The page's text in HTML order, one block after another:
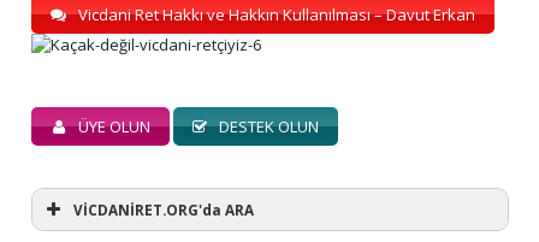
Vicdani Ret Hakkı ve Hakkın Kullanılması – Davut Erkan
ÜYE OLUN DESTEK OLUN
VİCDANİRET.ORG'da ARA